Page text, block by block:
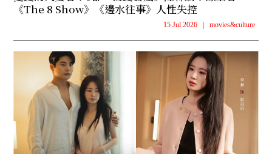
《The 8 Show》《邊水往事》人性失控
15 Jul 2026 movies&culture